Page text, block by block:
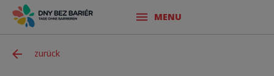
MENU
zurück